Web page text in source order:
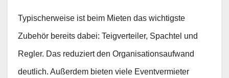
Typischerweise ist beim Mieten das wichtigste
Zubehör bereits dabei: Teigverteiler, Spachtel und
Regler. Das reduziert den Organisationsaufwand
deutlich. Außerdem bieten viele Eventvermieter